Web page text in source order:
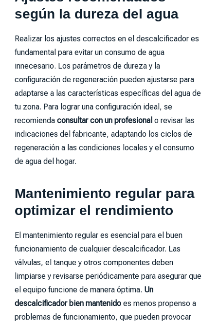
según la dureza del agua
Realizar los ajustes correctos en el descalcificador es
fundamental para evitar un consumo de agua
innecesario. Los parámetros de dureza y la
configuración de regeneración pueden ajustarse para
adaptarse a las características específicas del agua de
tu zona. Para lograr una configuración ideal, se
recomienda consultar con un profesional o revisar las
indicaciones del fabricante, adaptando los ciclos de
regeneración a las condiciones locales y el consumo
de agua del hogar.
Mantenimiento regular para
optimizar el rendimiento
El mantenimiento regular es esencial para el buen
funcionamiento de cualquier descalcificador. Las
válvulas, el tanque y otros componentes deben
limpiarse y revisarse periódicamente para asegurar que
el equipo funcione de manera óptima. Un
descalcificador bien mantenido es menos propenso a
problemas de funcionamiento, que pueden provocar